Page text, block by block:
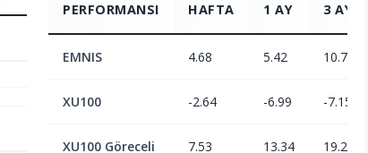
PERFORMANSI
HAFTA
1 AY
3 AY
EMNIS 4.68 5.42 10.71
XU100 -2.64 -6.99 -7.15
XU100 Göreceli 7.53 13.34 19.23